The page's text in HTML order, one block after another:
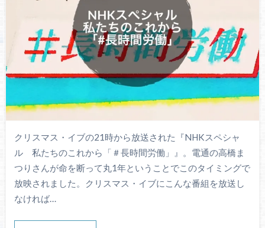
クリスマス・イブの21時から放送された『NHKスペシャ
ル 私たちのこれから「＃長時間労働」』。電通の高橋ま
つりさんが命を断って丸1年ということでこのタイミングで
放映されました。クリスマス・イブにこんな番組を放送し
なければ…